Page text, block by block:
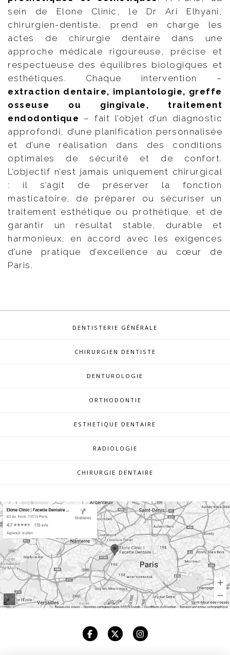
sein de Elone Clinic, le Dr Ari Elhyani,
chirurgien-dentiste, prend en charge les
actes de chirurgie dentaire dans une
approche médicale rigoureuse, précise et
respectueuse des équilibres biologiques et
esthétiques. Chaque intervention –
extraction dentaire, implantologie, greffe
osseuse ou gingivale, traitement
endodontique – fait l’objet d’un diagnostic
approfondi, d’une planification personnalisée
et d’une réalisation dans des conditions
optimales de sécurité et de confort.
L’objectif n’est jamais uniquement chirurgical
: il s’agit de préserver la fonction
masticatoire, de préparer ou sécuriser un
traitement esthétique ou prothétique, et de
garantir un résultat stable, durable et
harmonieux, en accord avec les exigences
d’une pratique d’excellence au cœur de
Paris.
DENTISTERIE GÉNÉRALE
CHIRURGIEN DENTISTE
DENTUROLOGIE
ORTHODONTIE
ESTHETIQUE DENTAIRE
RADIOLOGIE
CHIRURGIE DENTAIRE